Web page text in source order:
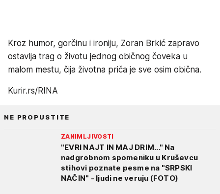
Kroz humor, gorčinu i ironiju, Zoran Brkić zapravo
ostavlja trag o životu jednog običnog čoveka u
malom mestu, čija životna priča je sve osim obična.
Kurir.rs/RINA
NE PROPUSTITE
ZANIMLJIVOSTI
"EVRI NAJT IN MAJ DRIM..." Na
nadgrobnom spomeniku u Kruševcu
stihovi poznate pesme na "SRPSKI
NAČIN" - ljudi ne veruju (FOTO)